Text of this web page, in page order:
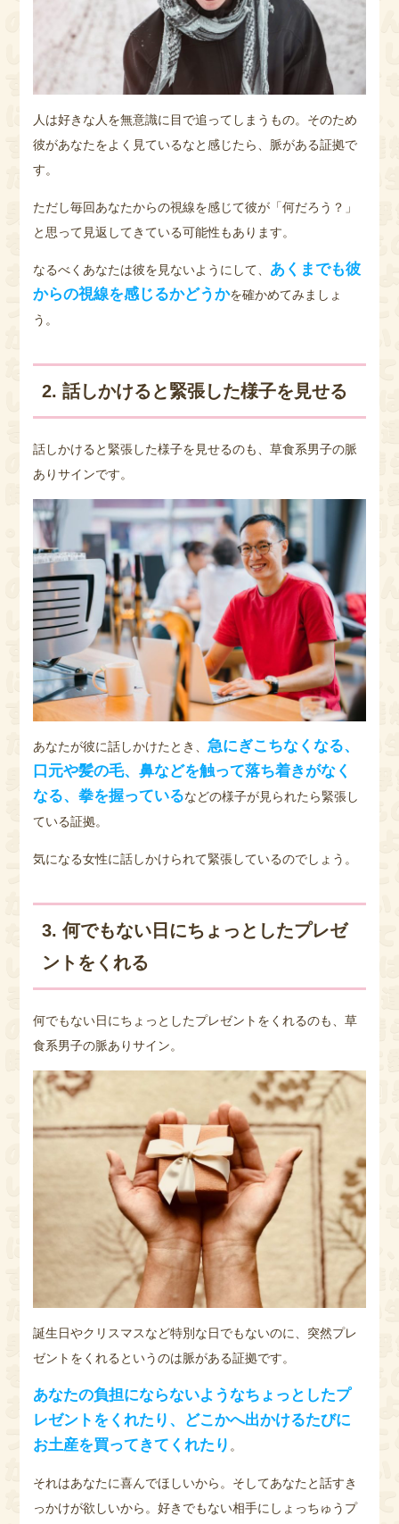
人は好きな人を無意識に目で追ってしまうもの。そのため
彼があなたをよく見ているなと感じたら、脈がある証拠で
す。
ただし毎回あなたからの視線を感じて彼が「何だろう？」
と思って見返してきている可能性もあります。
なるべくあなたは彼を見ないようにして、 あくまでも彼
からの視線を感じるかどうかを確かめてみましょ
う。
2. 話しかけると緊張した様子を見せる
話しかけると緊張した様子を見せるのも、草食系男子の脈
ありサインです。
あなたが彼に話しかけたとき、急にぎこちなくなる、
口元や髪の毛、鼻などを触って落ち着きがなく
なる、拳を握っているなどの様子が見られたら緊張し
ている証拠。
気になる女性に話しかけられて緊張しているのでしょう。
3. 何でもない日にちょっとしたプレゼ
ントをくれる
何でもない日にちょっとしたプレゼントをくれるのも、草
食系男子の脈ありサイン。
誕生日やクリスマスなど特別な日でもないのに、突然プレ
ゼントをくれるというのは脈がある証拠です。
あなたの負担にならないようなちょっとしたプ
レゼントをくれたり、どこかへ出かけるたびに
お土産を買ってきてくれたり 。
それはあなたに喜んでほしいから。そしてあなたと話すき
っかけが欲しいから。好きでもない相手にしょっちゅうプ